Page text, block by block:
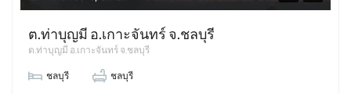
ต.ท่าบุญมี อ.เกาะจันทร์ จ.ชลบุรี
ต.ท่าบุญมี อ.เกาะจันทร์ จ.ชลบุรี
ชลบุรี ชลบุรี